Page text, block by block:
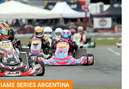
IAME SERIES ARGENTINA